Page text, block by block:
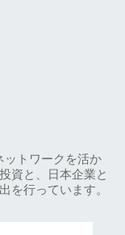
ットワークを活か
資と、日本企業と
を行っています。